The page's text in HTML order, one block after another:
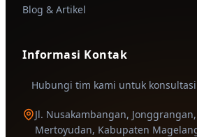
Blog & Artikel
Informasi Kontak
Hubungi tim kami untuk
Jl. Nusakambangan,
Mertoyudan, Kabupaten